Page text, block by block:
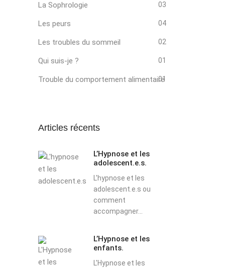
La Sophrologie 03
Les peurs 04
Les troubles du sommeil 02
Qui suis-je ? 01
Trouble du comportement alimentaire
01
Articles récents
L’Hypnose et les
adolescent.e.s.
L'hypnose et les
adolescent.e.s ou
comment
accompagner...
L’Hypnose et les
enfants.
L'Hypnose et les